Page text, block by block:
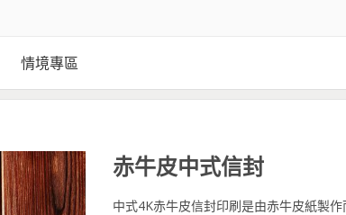
情境專區
赤牛皮中式信封
中式4K赤牛皮信封印刷是由赤牛皮紙製